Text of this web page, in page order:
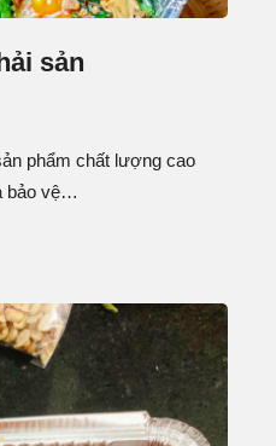
sản
phẩm chất lượng cao
bảo vệ…